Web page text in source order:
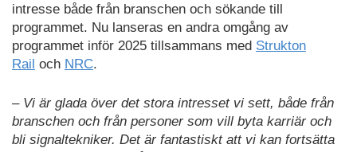
intresse både från branschen och sökande till
programmet. Nu lanseras en andra omgång av
programmet inför 2025 tillsammans med Strukton
Rail och NRC.
– Vi är glada över det stora intresset vi sett, både från
branschen och från personer som vill byta karriär och
bli signaltekniker. Det är fantastiskt att vi kan fortsätta